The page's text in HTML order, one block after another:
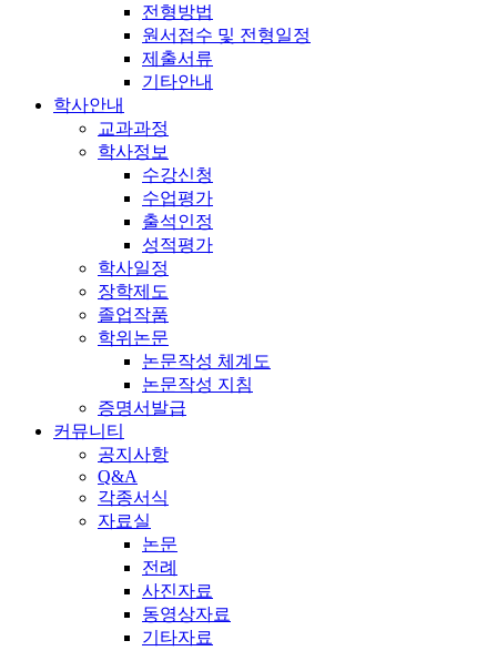
전형방법
원서접수 및 전형일정
제출서류
기타안내
학사안내
교과과정
학사정보
수강신청
수업평가
출석인정
성적평가
학사일정
장학제도
졸업작품
학위논문
논문작성 체계도
논문작성 지침
증명서발급
커뮤니티
공지사항
Q&A
각종서식
자료실
논문
전례
사진자료
동영상자료
기타자료